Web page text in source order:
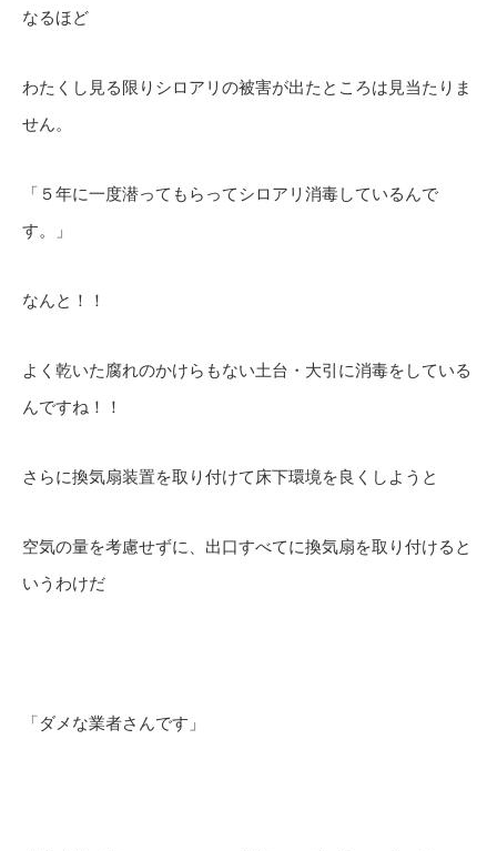
なるほど
わたくし見る限りシロアリの被害が出たところは見当たりま
せん。
「５年に一度潜ってもらってシロアリ消毒しているんで
す。」
なんと！！
よく乾いた腐れのかけらもない土台・大引に消毒をしている
んですね！！
さらに換気扇装置を取り付けて床下環境を良くしようと
空気の量を考慮せずに、出口すべてに換気扇を取り付けると
いうわけだ
「ダメな業者さんです」